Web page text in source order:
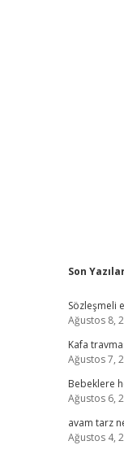
Son
Sözleşmeli
Ağustos 8,
Kafa
Ağustos 7,
Bebeklere
Ağustos 6,
avam tarz
Ağustos 4,